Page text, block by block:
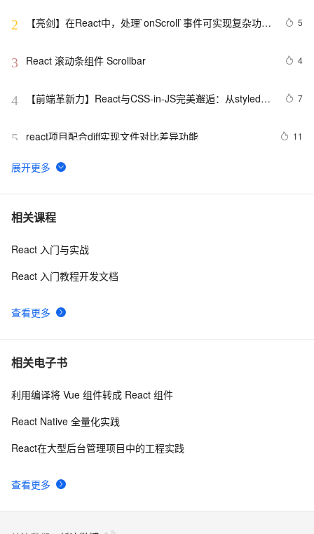
2
【亮剑】在React中，处理`onScroll`事件可实现复杂功能
5
3 React 滚动条组件 Scrollbar 4
4
【前端革新力】React与CSS-in-JS完美邂逅：从styled-
战应用与优势剖析！
7
5 react项目配合diff实现文件对比差异功能 11
6
【Flutter前端技术开发专栏】Flutter与React Native的对
7 React给antd中TreeSelect组件左侧加自定义图标icon
8 每个前端开发人员都必须知道的 8 个 React 组件库！
相关课程
查看更多
React 入门与实战
React 入门教程开发文档
相关电子书
查看更多
利用编译将 Vue 组件转成 React 组件
React Native 全量化实践
React在大型后台管理项目中的工程实践